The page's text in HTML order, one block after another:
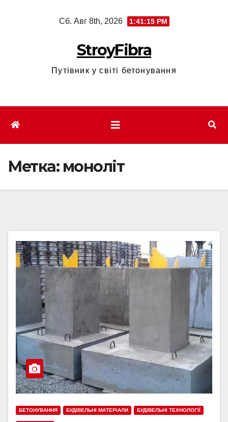
Сб. Авг 8th, 2026 1:41:17 PM
StroyFibra
Путівник у світі бетонування
Метка: моноліт
БЕТОНУВАННЯ БУДІВЕЛЬНІ МАТЕРІАЛИ БУДІВЕЛЬНІ ТЕХНОЛОГІЇ